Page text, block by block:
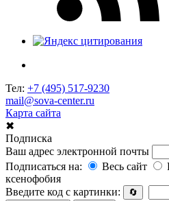
Тел: +7 (495) 517-9230
mail@sova-center.ru
Карта сайта
✖
Подписка
Ваш адрес электронной почты
Подписаться на:
Весь сайт
ксенофобия
Введите код с картинки:
🔄